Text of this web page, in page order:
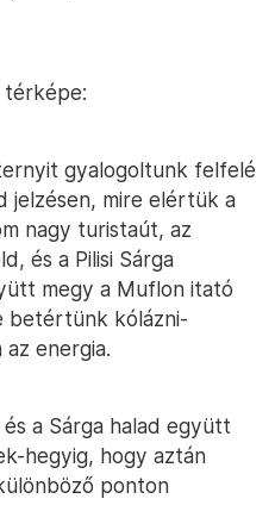
gyalogoltunk felfelé
jelzésen, mire elértük a
nagy turistaút, az
és a Pilisi Sárga
megy a Muflon itató
betértünk kólázni-
energia.
a Sárga halad együtt
hegyig, hogy aztán
ponton